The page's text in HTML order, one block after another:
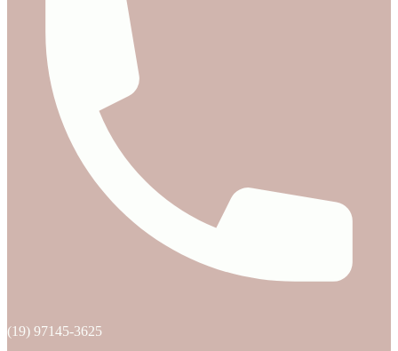
(19) 97145-3625